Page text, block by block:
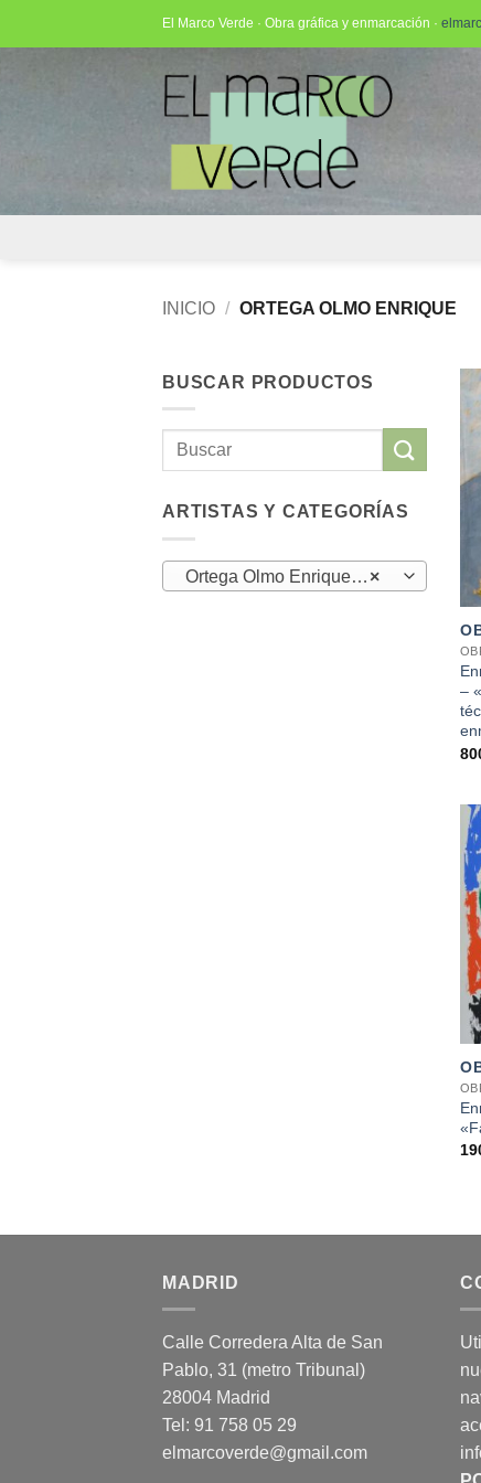
El Marco Verde · Obra gráfica y enmarcación ·
INICIO / ORTEGA OLMO ENRIQUE
BUSCAR PRODUCTOS
Buscar
ARTISTAS Y CATEGORÍAS
×
Ortega Olmo Enrique (5)
–
MADRID
Calle Corredera Alta de San
Pablo, 31 (metro Tribunal)
28004 Madrid
Tel: 91 758 05 29
elmarcoverde@gmail.com